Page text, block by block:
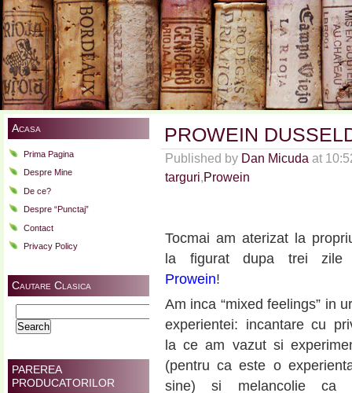
Acasa
Prima Pagina
Despre Mine
De ce?
Despre “Punctaj”
Contact
Privacy Policy
Cautare Clasica
for:
PAREREA
PRODUCATORILOR
PROWEIN
Published by Dan Micuda at
targuri,Prowein
Tocmai am aterizat la
la figurat dupa trei zile
Prowein!
Am inca “mixed feelings” in
experientei: incantare cu
la ce am vazut si
(pentru ca este o
sine) si melancolie ca